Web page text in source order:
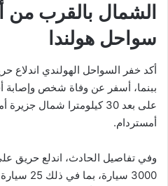
الشمال بالقرب من
سواحل هولندا
أكد خفر السواحل الهولندي
ببنما، أسفر عن وفاة شخص وإصابة
أمستردام.
وفي تفاصيل الحادث، اندلع حريق
3000